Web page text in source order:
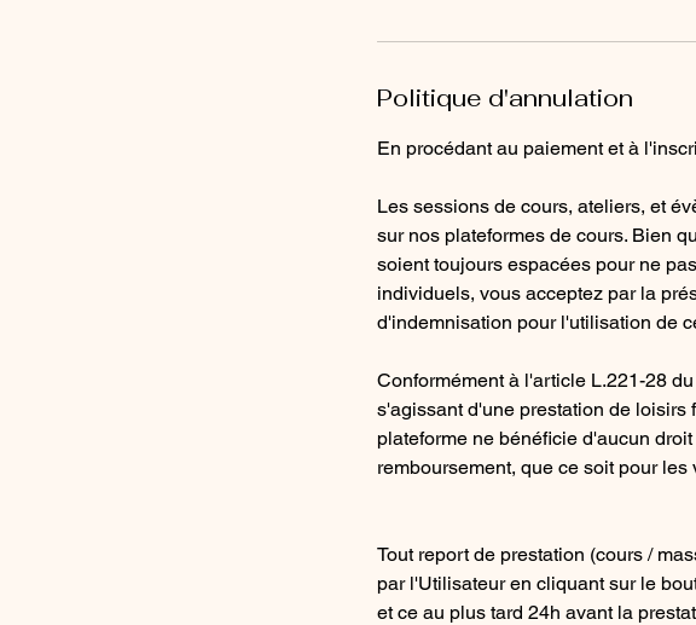
Politique d'annulation
En procédant au paiement et à
Les sessions de cours, ateliers, et
sur nos plateformes de cours. Bien
soient toujours espacées pour ne
individuels, vous acceptez par la
d'indemnisation pour l'utilisation de
Conformément à l'article L.221-28
s'agissant d'une prestation de
plateforme ne bénéficie d'aucun
remboursement, que ce soit pour
Tout report de prestation (cours /
par l'Utilisateur en cliquant sur le
et ce au plus tard 24h avant la